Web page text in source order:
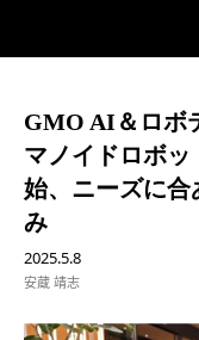
GMO AI＆ロボ
マノイドロボッ
始、ニーズに合
み
2025.5.8
安蔵 靖志